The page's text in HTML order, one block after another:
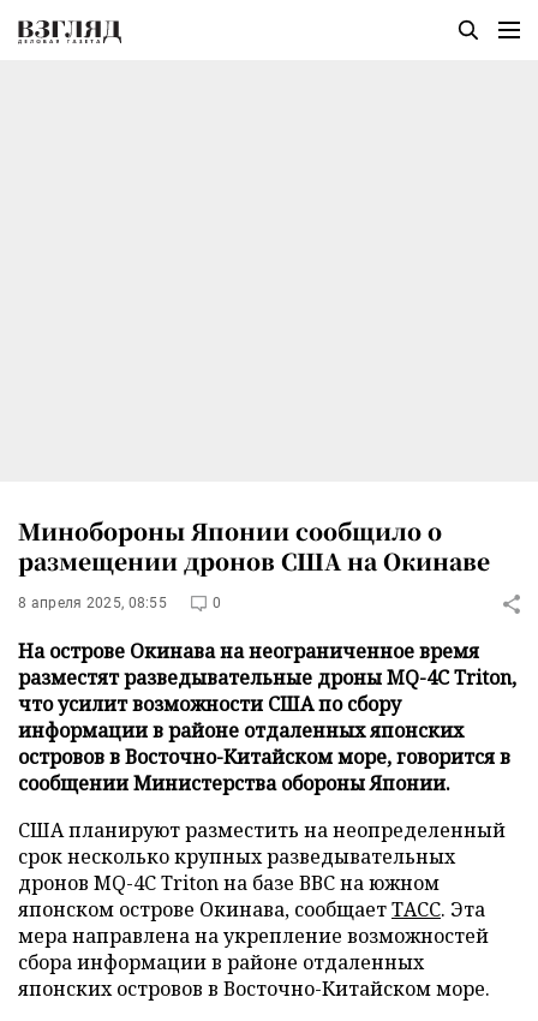
Минобороны Японии сообщило о
размещении дронов США на Окинаве
8 апреля 2025, 08:55 0
На острове Окинава на неограниченное время
разместят разведывательные дроны MQ-4C Triton,
что усилит возможности США по сбору
информации в районе отдаленных японских
островов в Восточно-Китайском море, говорится в
сообщении Министерства обороны Японии.
США планируют разместить на неопределенный
срок несколько крупных разведывательных
дронов MQ-4C Triton на базе ВВС на южном
японском острове Окинава, сообщаетТАСС. Эта
мера направлена на укрепление возможностей
сбора информации в районе отдаленных
японских островов в Восточно-Китайском море.